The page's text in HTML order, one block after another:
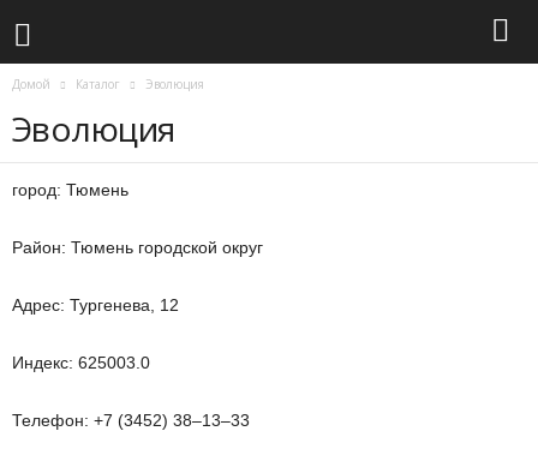
Домой Каталог Эволюция
Эволюция
город: Тюмень
Район: Тюмень городской округ
Адрес: Тургенева, 12
Индекс: 625003.0
Телефон: +7 (3452) 38‒13‒33